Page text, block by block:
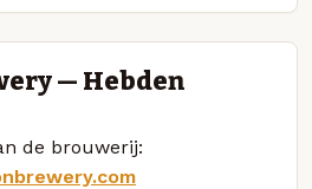
— Hebden
de brouwerij: